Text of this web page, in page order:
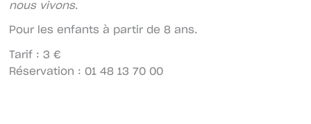
nous vivons.
Pour les enfants à partir de 8 ans.
Tarif : 3 €
Réservation : 01 48 13 70 00